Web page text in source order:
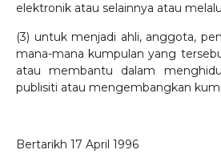
elektronik atau selainnya atau
(3) untuk menjadi ahli, anggota,
mana-mana kumpulan yang
atau membantu dalam
publisiti atau mengembangkan
Bertarikh 17 April 1996